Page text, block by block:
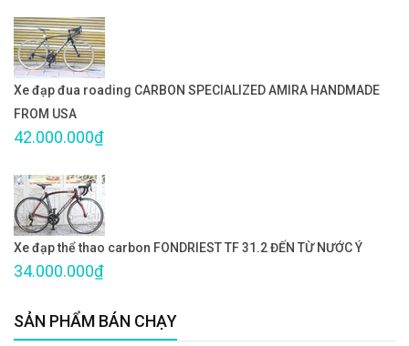
Xe đạp đua roading CARBON SPECIALIZED AMIRA HANDMADE
FROM USA
42.000.000₫
Xe đạp thể thao carbon FONDRIEST TF 31.2 ĐẾN TỪ NƯỚC Ý
34.000.000₫
SẢN PHẨM BÁN CHẠY